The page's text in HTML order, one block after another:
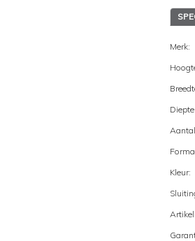
Merk:
Kleur: